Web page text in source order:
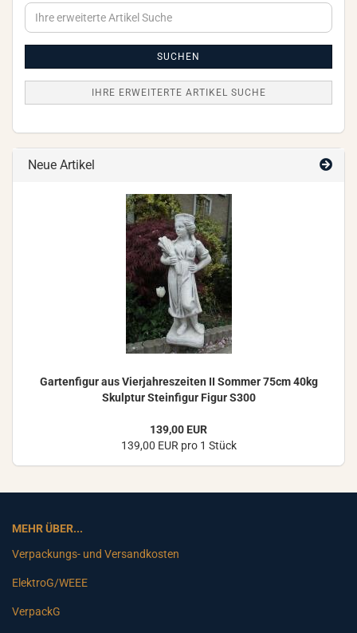
Ihre
erweiterte
SUCHEN
IHRE ERWEITERTE ARTIKEL SUCHE
Neue Artikel
Gar­ten­fi­gur aus Vier­jah­res­zei­ten II Som­mer 75cm 40kg
Skulp­tur Stein­fi­gur Figur S300
139,00 EUR
139,00 EUR pro 1 Stück
MEHR ÜBER...
Verpackungs- und Versandkosten
ElektroG/WEEE
VerpackG